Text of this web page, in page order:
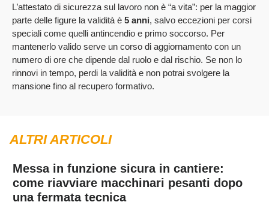
L’attestato di sicurezza sul lavoro non è “a vita”: per la maggior
parte delle figure la validità è 5 anni, salvo eccezioni per corsi
speciali come quelli antincendio e primo soccorso. Per
mantenerlo valido serve un corso di aggiornamento con un
numero di ore che dipende dal ruolo e dal rischio. Se non lo
rinnovi in tempo, perdi la validità e non potrai svolgere la
mansione fino al recupero formativo.
ALTRI ARTICOLI
Messa in funzione sicura in cantiere:
come riavviare macchinari pesanti dopo
una fermata tecnica